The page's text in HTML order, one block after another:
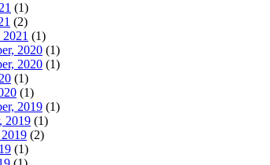
(1)
(2)
(1)
2020 (1)
2020 (1)
(1)
(1)
2019 (1)
2019 (1)
(2)
(1)